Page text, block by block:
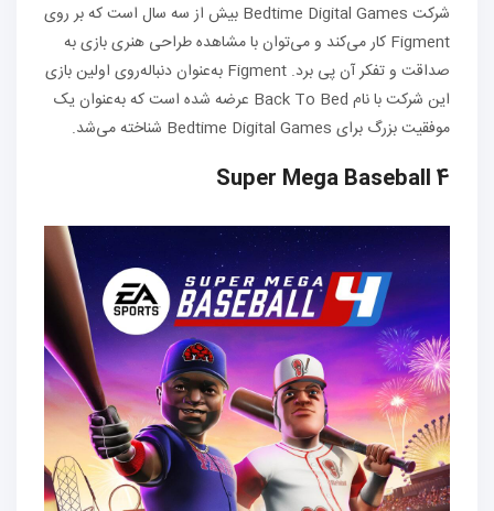
شرکت Bedtime Digital Games بیش از سه سال است که بر روی
Figment کار می‌کند و می‌توان با مشاهده طراحی هنری بازی به
صداقت و تفکر آن پی برد. Figment به‌عنوان دنباله‌روی اولین بازی
این شرکت با نام Back To Bed عرضه شده است که به‌عنوان یک
موفقیت بزرگ برای Bedtime Digital Games شناخته می‌شد.
Super Mega Baseball 4